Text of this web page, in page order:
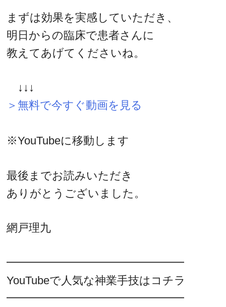
まずは効果を実感していただき、
明日からの臨床で患者さんに
教えてあげてくださいね。
↓↓↓
＞無料で今すぐ動画を見る
※YouTubeに移動します
最後までお読みいただき
ありがとうございました。
網戸理九
━━━━━━━━━━━━━━━━
YouTubeで人気な神業手技はコチラ
━━━━━━━━━━━━━━━━